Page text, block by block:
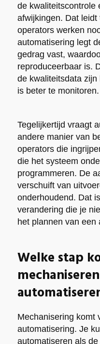
de kwaliteitscontrole
afwijkingen. Dat
operators werken
automatisering legt
gedrag vast,
reproduceerbaar is.
de kwaliteitsdata
is beter te monitoren.
Tegelijkertijd vraagt
andere manier van
operators die
die het systeem
programmeren. De
verschuift van
onderhoudend. Dat
verandering die je
het plannen van een
Welke stap
Mechanisering komt
automatisering. Je
automatiseren als